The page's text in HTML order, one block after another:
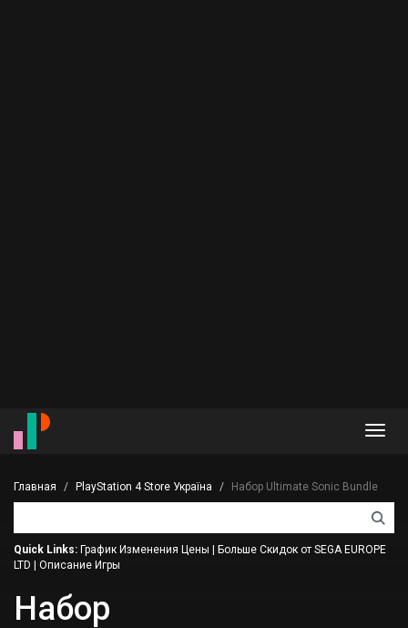
Главная PlayStation 4 Store Україна Набор Ultimate Sonic Bundle
Quick Links: График Изменения Цены
Больше Скидок от SEGA EUROPE
LTD
Описание Игры
Набор